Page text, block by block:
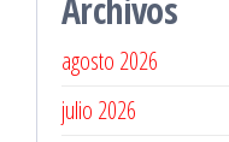
Archivos
agosto 2026
julio 2026